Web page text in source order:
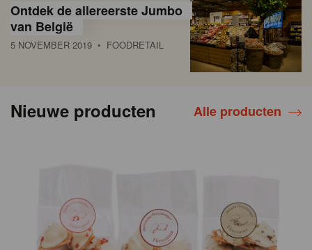
Ontdek de allereerste Jumbo
van België
5 NOVEMBER 2019 • FOODRETAIL
Nieuwe producten Alle producten